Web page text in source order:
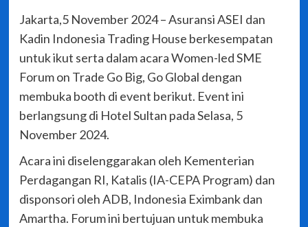
Jakarta,5 November 2024 – Asuransi ASEI dan
Kadin Indonesia Trading House berkesempatan
untuk ikut serta dalam acara Women-led SME
Forum on Trade Go Big, Go Global dengan
membuka booth di event berikut. Event ini
berlangsung di Hotel Sultan pada Selasa, 5
November 2024.
Acara ini diselenggarakan oleh Kementerian
Perdagangan RI, Katalis (IA-CEPA Program) dan
disponsori oleh ADB, Indonesia Eximbank dan
Amartha. Forum ini bertujuan untuk membuka